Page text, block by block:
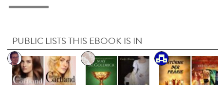
PUBLIC LISTS THIS EBOOK IS IN